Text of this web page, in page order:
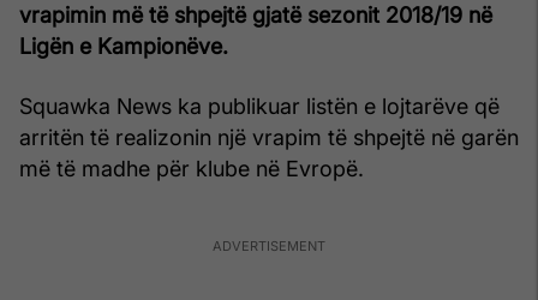
vrapimin më të shpejtë gjatë sezonit 2018/19 në
Ligën e Kampionëve.
Squawka News ka publikuar listën e lojtarëve që
arritën të realizonin një vrapim të shpejtë në garën
më të madhe për klube në Evropë.